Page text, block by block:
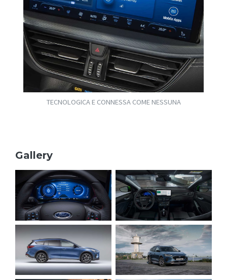
TECNOLOGICA E CONNESSA COME NESSUNA
Gallery